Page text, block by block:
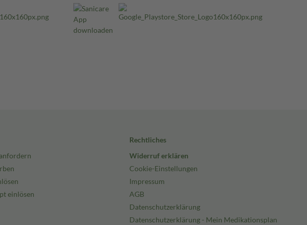
einlösen
Rechtliches
Widerruf erklären
Cookie-Einstellungen
Impressum
AGB
Datenschutzerklärung
Datenschutzerklärung - Mein Medikationsplan